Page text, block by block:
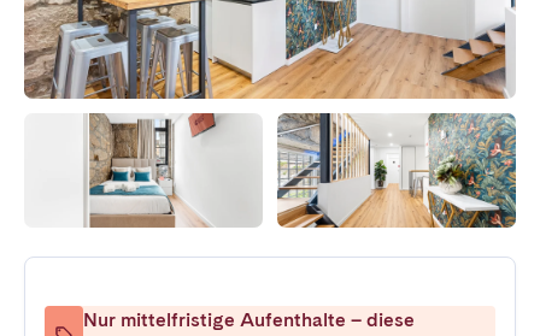
Nur mittelfristige Aufenthalte – diese